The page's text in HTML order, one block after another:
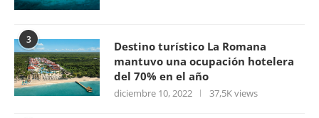
3
Destino turístico La Romana
mantuvo una ocupación hotelera
del 70% en el año
diciembre 10, 2022 37,5K views